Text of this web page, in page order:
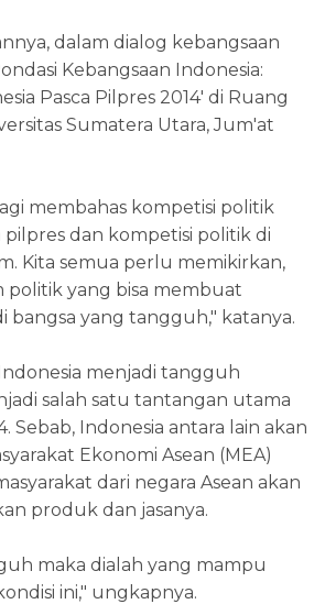
dalam dialog kebangsaan
Kebangsaan Indonesia:
Pasca Pilpres 2014' di Ruang
Sumatera Utara, Jum'at
membahas kompetisi politik
dan kompetisi politik di
Kita semua perlu memikirkan,
politik yang bisa membuat
bangsa yang tangguh," katanya.
menjadi tangguh
salah satu tantangan utama
Sebab, Indonesia antara lain akan
Ekonomi Asean (MEA)
dari negara Asean akan
produk dan jasanya.
maka dialah yang mampu
ini," ungkapnya.